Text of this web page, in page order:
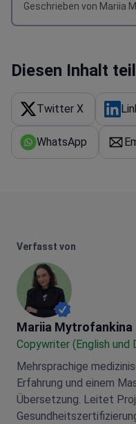
Geschrieben von Mariia
Diesen Inhalt
Twitter X
WhatsApp
Verfasst von
Mariia Mytrofankina
Mariia Mytrofankina
Copywriter (English und
Mehrsprachige
Erfahrung und einem
Übersetzung. Leitet